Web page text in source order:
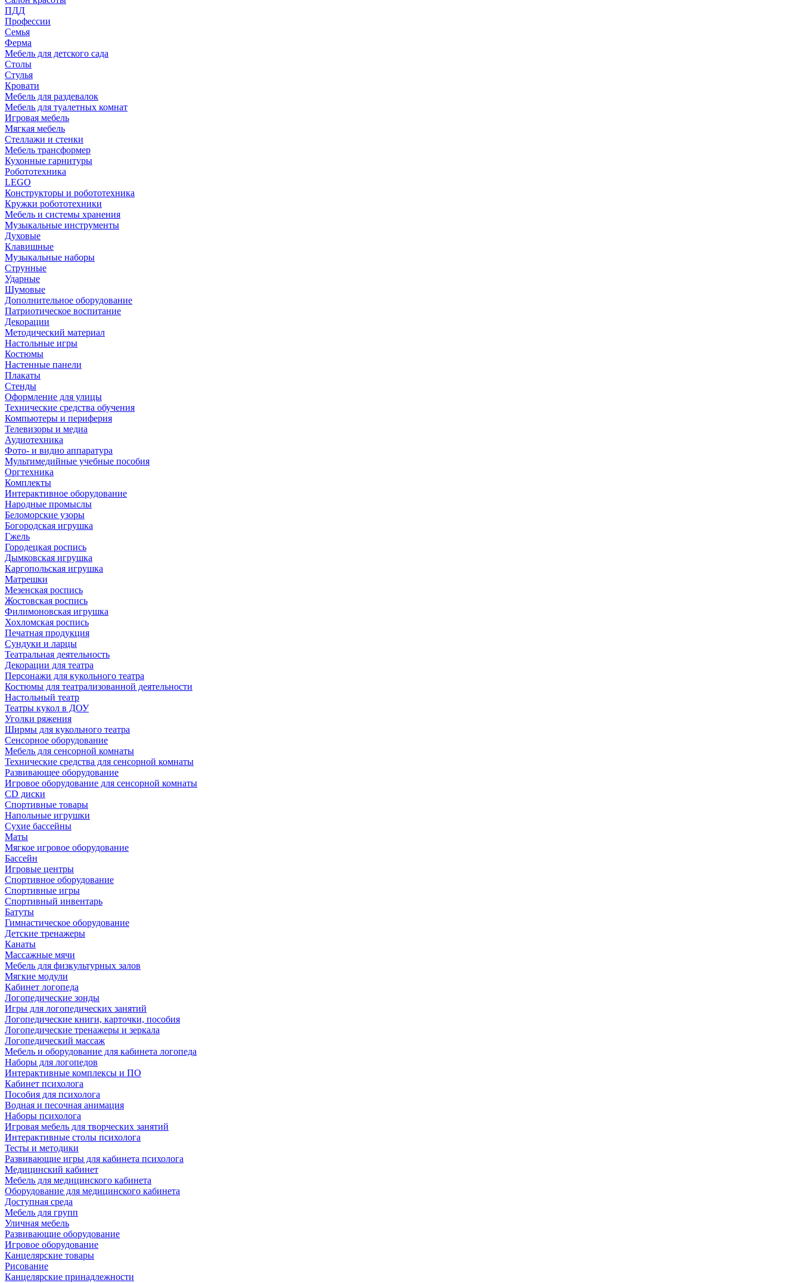
ПДД
Профессии
Семья
Ферма
Мебель для детского сада
Столы
Cтулья
Кровати
Мебель для раздевалок
Мебель для туалетных комнат
Игровая мебель
Мягкая мебель
Стеллажи и стенки
Мебель трансформер
Кухонные гарнитуры
Робототехника
LEGO
Конструкторы и робототехника
Кружки робототехники
Мебель и системы хранения
Музыкальные инструменты
Духовые
Клавишные
Музыкальные наборы
Струнные
Ударные
Шумовые
Дополнительное оборудование
Патриотическое воспитание
Декорации
Методический материал
Настольные игры
Костюмы
Настенные панели
Плакаты
Стенды
Оформление для улицы
Технические средства обучения
Компьютеры и периферия
Телевизоры и медиа
Аудиотехника
Фото- и видио аппаратура
Мультимедийные учебные пособия
Оргтехника
Комплекты
Интерактивное оборудование
Народные промыслы
Беломорские узоры
Богородская игрушка
Гжель
Городецкая роспись
Дымковская игрушка
Каргопольская игрушка
Матрешки
Мезенская роспись
Жостовская роспись
Филимоновская игрушка
Хохломская роспись
Печатная продукция
Сундуки и ларцы
Театральная деятельность
Декорации для театра
Персонажи для кукольного театра
Костюмы для театрализованной деятельности
Настольный театр
Театры кукол в ДОУ
Уголки ряжения
Ширмы для кукольного театра
Сенсорное оборудование
Мебель для сенсорной комнаты
Технические средства для сенсорной комнаты
Развивающее оборудование
Игровое оборудование для сенсорной комнаты
CD диски
Спортивные товары
Напольные игрушки
Сухие бассейны
Маты
Мягкое игровое оборудование
Бассейн
Игровые центры
Спортивное оборудование
Спортивные игры
Спортивный инвентарь
Батуты
Гимнастическое оборудование
Детские тренажеры
Канаты
Массажные мячи
Мебель для физкультурных залов
Мягкие модули
Кабинет логопеда
Логопедические зонды
Игры для логопедических занятий
Логопедические книги, карточки, пособия
Логопедические тренажеры и зеркала
Логопедический массаж
Мебель и оборудование для кабинета логопеда
Наборы для логопедов
Интерактивные комплексы и ПО
Кабинет психолога
Пособия для психолога
Водная и песочная анимация
Наборы психолога
Игровая мебель для творческих занятий
Интерактивные столы психолога
Тесты и методики
Развивающие игры для кабинета психолога
Медицинский кабинет
Мебель для медицинского кабинета
Оборудование для медицинского кабинета
Доступная среда
Мебель для групп
Уличная мебель
Развивающие оборудование
Игровое оборудование
Канцелярские товары
Рисование
Канцелярские принадлежности